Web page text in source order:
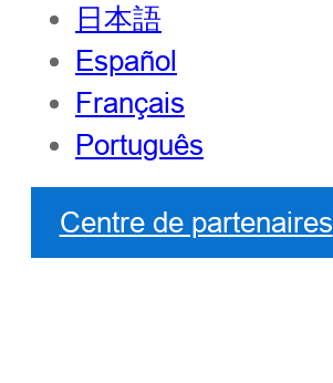
日本語
Español
Français
Português
Centre de partenaires